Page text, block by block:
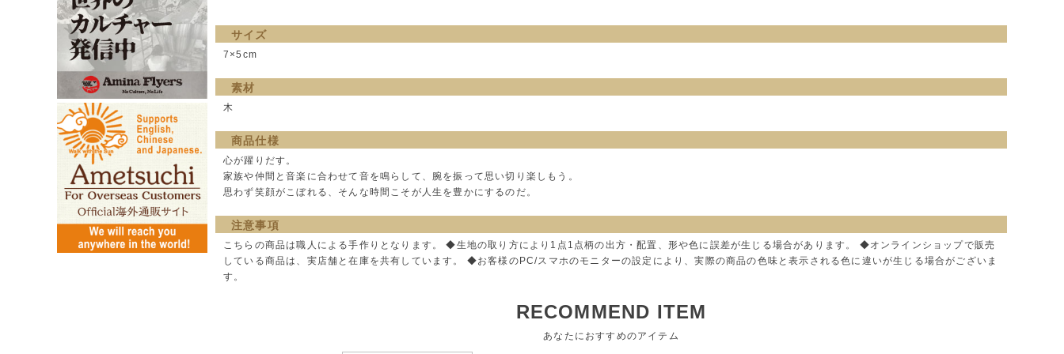
サイズ
7×5cm
素材
木
商品仕様
心が躍りだす。
家族や仲間と音楽に合わせて音を鳴らして、腕を振って思い切り楽しもう。
思わず笑顔がこぼれる、そんな時間こそが人生を豊かにするのだ。
注意事項
こちらの商品は職人による手作りとなります。 ◆生地の取り方により1点1点柄の出方・配置、形や色に誤差が生じる場合があります。 ◆オンラインショップで販売
している商品は、実店舗と在庫を共有しています。 ◆お客様のPC/スマホのモニターの設定により、実際の商品の色味と表示される色に違いが生じる場合がございま
す。
RECOMMEND ITEM
あなたにおすすめのアイテム